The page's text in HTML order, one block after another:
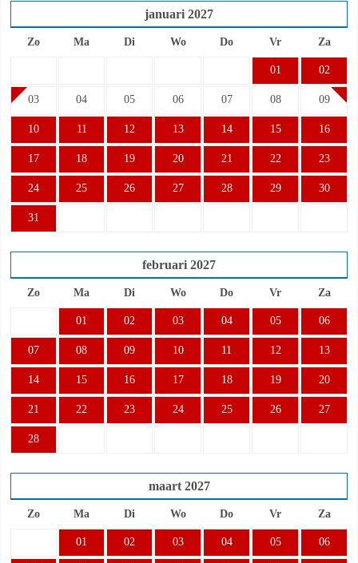
januari 2027
Zo Ma Di Wo Do Vr Za
01 02
03 04 05 06 07 08 09
10 11 12 13 14 15 16
17 18 19 20 21 22 23
24 25 26 27 28 29 30
31
februari 2027
Zo Ma Di Wo Do Vr Za
01 02 03 04 05 06
07 08 09 10 11 12 13
14 15 16 17 18 19 20
21 22 23 24 25 26 27
28
maart 2027
Zo Ma Di Wo Do Vr Za
01 02 03 04 05 06